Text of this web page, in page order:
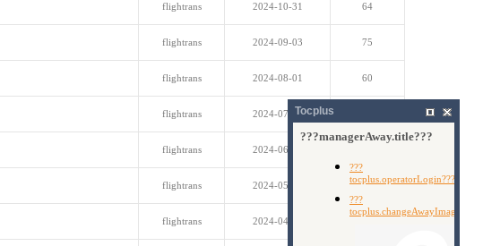
flightrans 2024-10-31 64
flightrans 2024-09-03 75
flightrans 2024-08-01 60
flightrans 2024-07-31
flightrans 2024-06-28
flightrans 2024-05-31 60
flightrans 2024-04-30
Tocplus